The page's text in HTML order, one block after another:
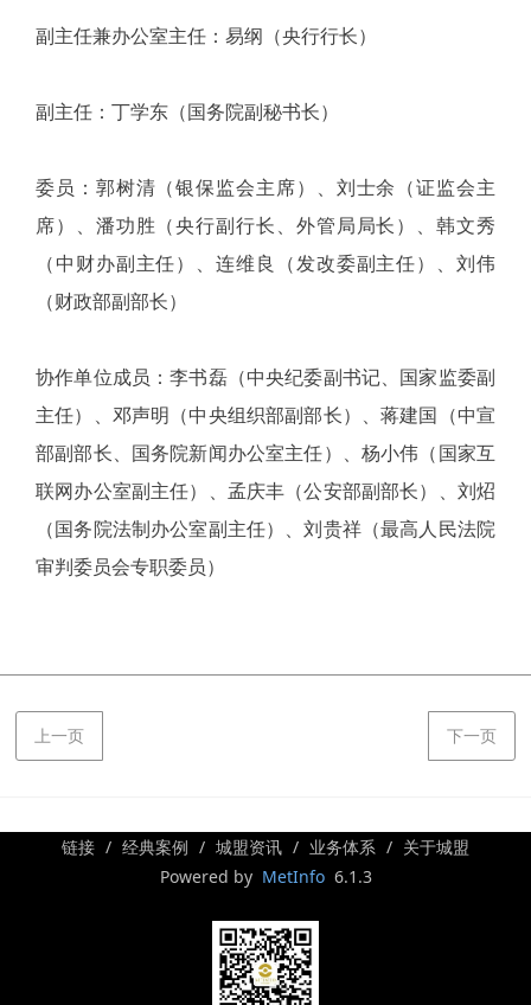
副主任兼办公室主任：易纲（央行行长）
副主任：丁学东（国务院副秘书长）
委员：郭树清（银保监会主席）、刘士余（证监会主
席）、潘功胜（央行副行长、外管局局长）、韩文秀
（中财办副主任）、连维良（发改委副主任）、刘伟
（财政部副部长）
协作单位成员：李书磊（中央纪委副书记、国家监委副
主任）、邓声明（中央组织部副部长）、蒋建国（中宣
部副部长、国务院新闻办公室主任）、杨小伟（国家互
联网办公室副主任）、孟庆丰（公安部副部长）、刘炤
（国务院法制办公室副主任）、刘贵祥（最高人民法院
审判委员会专职委员）
上一页 下一页
链接 经典案例 城盟资讯 业务体系
关于城盟
Powered by MetInfo6.1.3